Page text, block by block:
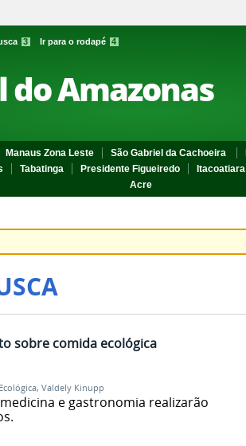
3 Ir para o rodapé 4
Amazonas
Manaus Zona Leste São Gabriel da Cachoeira
Tabatinga Presidente Figueiredo Itacoatiara
Acre
sobre comida ecológica
, Valdely Kinupp
e gastronomia realizarão